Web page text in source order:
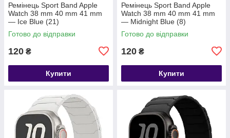
Ремінець Sport Band Apple
Watch 38 mm 40 mm 41 mm
— Ice Blue (21)
Готово до відправки
120 ₴
Купити
Ремінець Sport Band Apple
Watch 38 mm 40 mm 41 mm
— Midnight Blue (8)
Готово до відправки
120 ₴
Купити